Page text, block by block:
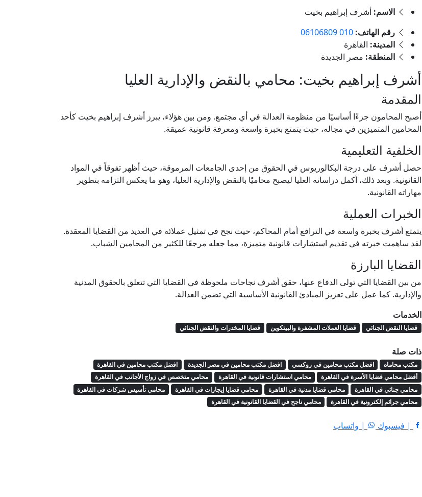
الاسم: أشرف إبراهيم بخيت
رقم الهاتف: 010 06106809
المدينة: القاهرة
المنطقة: مصر الجديدة
أشرف إبراهيم بخيت: محامي بالنقض والإدارية العليا
المقدمة
أصبح المحامون جزءًا أساسيًا من منظومة العدالة في أي مجتمع. ومن بين هؤلاء، يبرز أشرف إبراهيم بخيت كأحد
المحامين المتميزين في مجاله، حيث يتمتع بخبرة واسعة ومعرفة قانونية عميقة.
الخلفية التعليمية
حصل أشرف على درجة البكالوريوس في الحقوق من إحدى الجامعات المرموقة، حيث أظهر تفوقاً في المواد
القانونية. وبعد ذلك، أكمل دراساته العليا ليصبح محاميًا بالنقض والإدارية العليا، وهو ما يعكس التزامه بتطوير
مهاراته القانونية.
الخبرات العملية
يتمتع أشرف بخبرة واسعة في الترافع أمام المحاكم، حيث نجح في تمثيل عملائه في العديد من القضايا المعقدة.
لقد ساهمت خبرته في تقديم استشارات قانونية متميزة، مما جعله مرجعًا للكثير من المحامين الشباب.
القضايا البارزة
من بين القضايا التي تولى الدفاع عنها، حقق أشرف نجاحات ملحوظة في القضايا التي تتعلق بالحقوق المدنية
والإدارية. كما عمل على تعزيز المبادئ القانونية الأساسية التي تضمن العدالة.
الخدمات
قضايا النقض الجنائي قضايا العملات المشفرة والبيتكوين قضايا المخدرات والنقض الجنائي
ذات صلة
مكتب محاماه افضل مكتب محامين في روكسي افضل مكتب محامين في مصر الجديدة
افضل مكتب محامين في القاهرة
أفضل محامي قضايا الأسرة في القاهرة
محامي استشارات قانونية في القاهرة
محامي متخصص في زواج الأجانب في القاهرة
محامي جنائي في القاهرة
محامي قضايا مدنية في القاهرة محامي قضايا إيجارات في القاهرة
محامي تأسيس شركات في القاهرة
محامي جرائم إلكترونية في القاهرة
محامي ناجح في القضايا القانونية في القاهرة
| فيسبوك | واتساب